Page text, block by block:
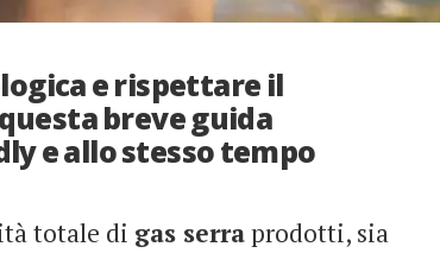
e rispettare il
breve guida
e allo stesso tempo
totale di gas serraprodotti, sia